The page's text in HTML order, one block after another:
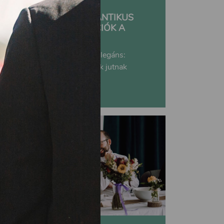
MESÉS ESKÜVŐ ROMANTIKUS
STÍLUSBAN: INSPIRÁCIÓK A
NAGY NAPHOZ
Lágy, visszafogott, mégis elegáns:
leggyakrabban ezek a jelzők jutnak